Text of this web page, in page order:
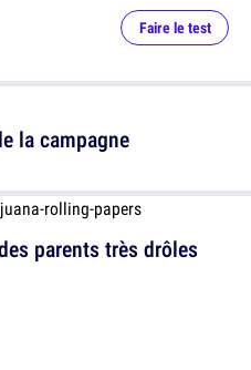
parents très drôles
Faire le test
la campagne